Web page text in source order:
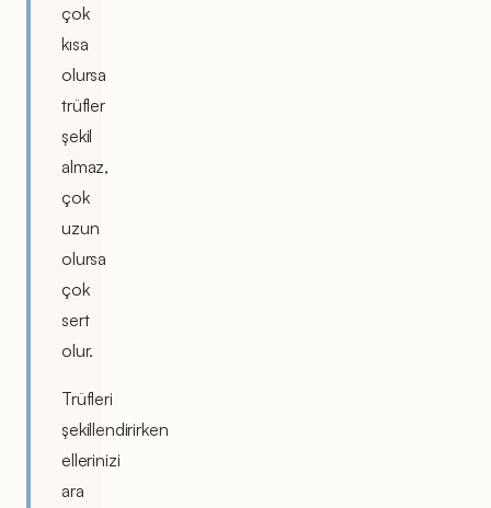
çok
kısa
olursa
trüfler
şekil
almaz,
çok
uzun
olursa
çok
sert
olur.
Trüfleri
şekillendirirken
ellerinizi
ara